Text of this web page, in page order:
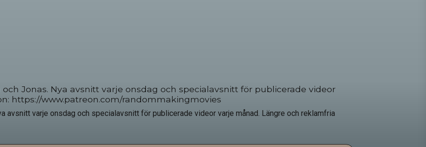
Jonas. Nya avsnitt varje onsdag och specialavsnitt för publicerade videor
https://www.patreon.com/randommakingmovies
avsnitt varje onsdag och specialavsnitt för publicerade videor varje månad. Längre och reklamfria